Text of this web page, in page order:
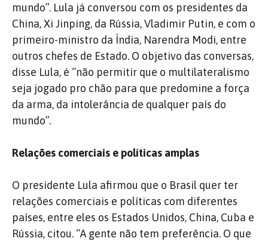
mundo”. Lula já conversou com os presidentes da
China, Xi Jinping, da Rússia, Vladimir Putin, e com o
primeiro-ministro da Índia, Narendra Modi, entre
outros chefes de Estado. O objetivo das conversas,
disse Lula, é “não permitir que o multilateralismo
seja jogado pro chão para que predomine a força
da arma, da intolerância de qualquer país do
mundo”.
Relações comerciais e políticas amplas
O presidente Lula afirmou que o Brasil quer ter
relações comerciais e políticas com diferentes
países, entre eles os Estados Unidos, China, Cuba e
Rússia, citou. “A gente não tem preferência. O que